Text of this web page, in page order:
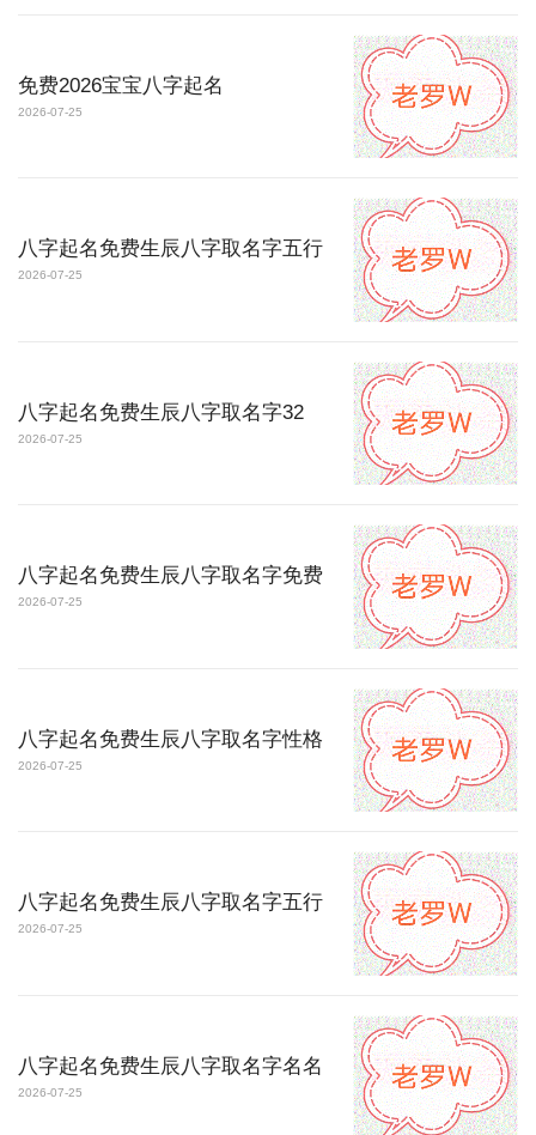
免费2026宝宝八字起名
2026-07-25
八字起名免费生辰八字取名字五行
2026-07-25
八字起名免费生辰八字取名字32
2026-07-25
八字起名免费生辰八字取名字免费
2026-07-25
八字起名免费生辰八字取名字性格
2026-07-25
八字起名免费生辰八字取名字五行
2026-07-25
八字起名免费生辰八字取名字名名
2026-07-25